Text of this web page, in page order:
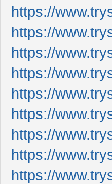
https://
https://
https://
https://
https://
https://
https://
https://
https://